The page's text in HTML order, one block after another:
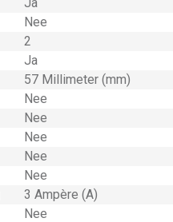
Nee
2
Ja
57 Millimeter (mm)
Nee
Nee
Nee
Nee
Nee
3 Ampère (A)
Nee